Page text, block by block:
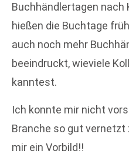
Buchhändlertagen nach
hießen die Buchtage
auch noch mehr
beeindruckt, wieviele
kanntest.
Ich konnte mir nicht
Branche so gut vernetzt
mir ein Vorbild!!